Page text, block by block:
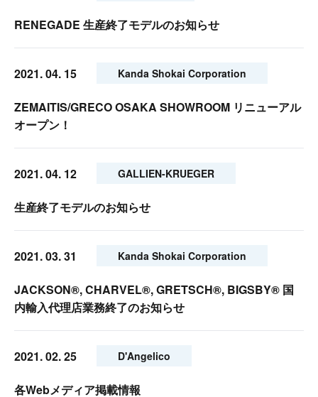
RENEGADE 生産終了モデルのお知らせ
2021. 04. 15 Kanda Shokai Corporation
ZEMAITIS/GRECO OSAKA SHOWROOM リニューアル
オープン！
2021. 04. 12 GALLIEN-KRUEGER
生産終了モデルのお知らせ
2021. 03. 31 Kanda Shokai Corporation
JACKSON®, CHARVEL®, GRETSCH®, BIGSBY® 国
内輸入代理店業務終了のお知らせ
2021. 02. 25 D'Angelico
各Webメディア掲載情報